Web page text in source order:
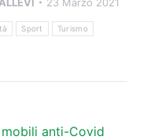
Sport Turismo
anti-Covid